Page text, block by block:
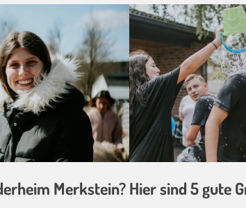
Merkstein? Hier sind 5 gute